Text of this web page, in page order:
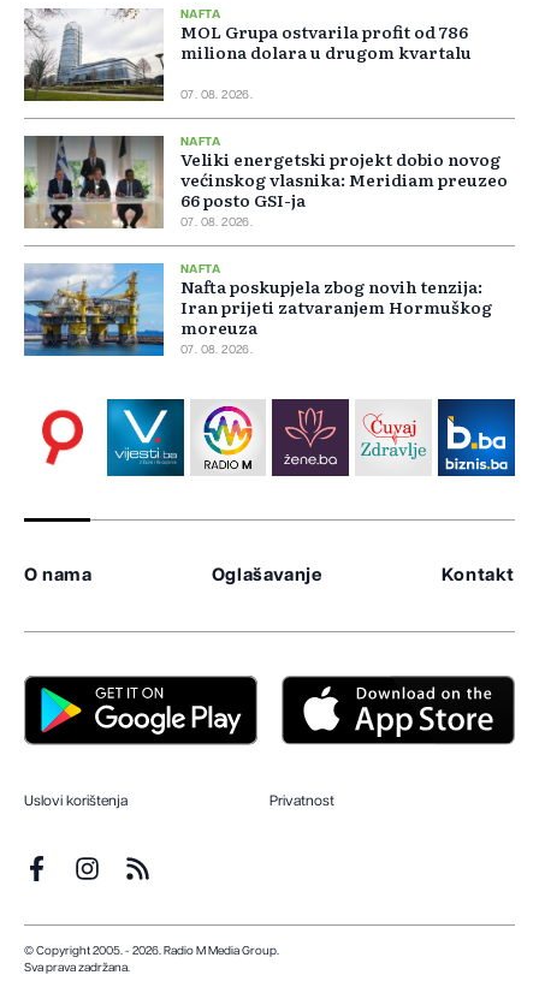
NAFTA
MOL Grupa ostvarila profit od 786
miliona dolara u drugom kvartalu
07. 08. 2026.
NAFTA
Veliki energetski projekt dobio novog
većinskog vlasnika: Meridiam preuzeo
66 posto GSI-ja
07. 08. 2026.
NAFTA
Nafta poskupjela zbog novih tenzija:
Iran prijeti zatvaranjem Hormuškog
moreuza
07. 08. 2026.
O nama Oglašavanje Kontakt
Uslovi korištenja Privatnost
© Copyright 2005. - 2026. Radio M Media Group.
Sva prava zadržana.